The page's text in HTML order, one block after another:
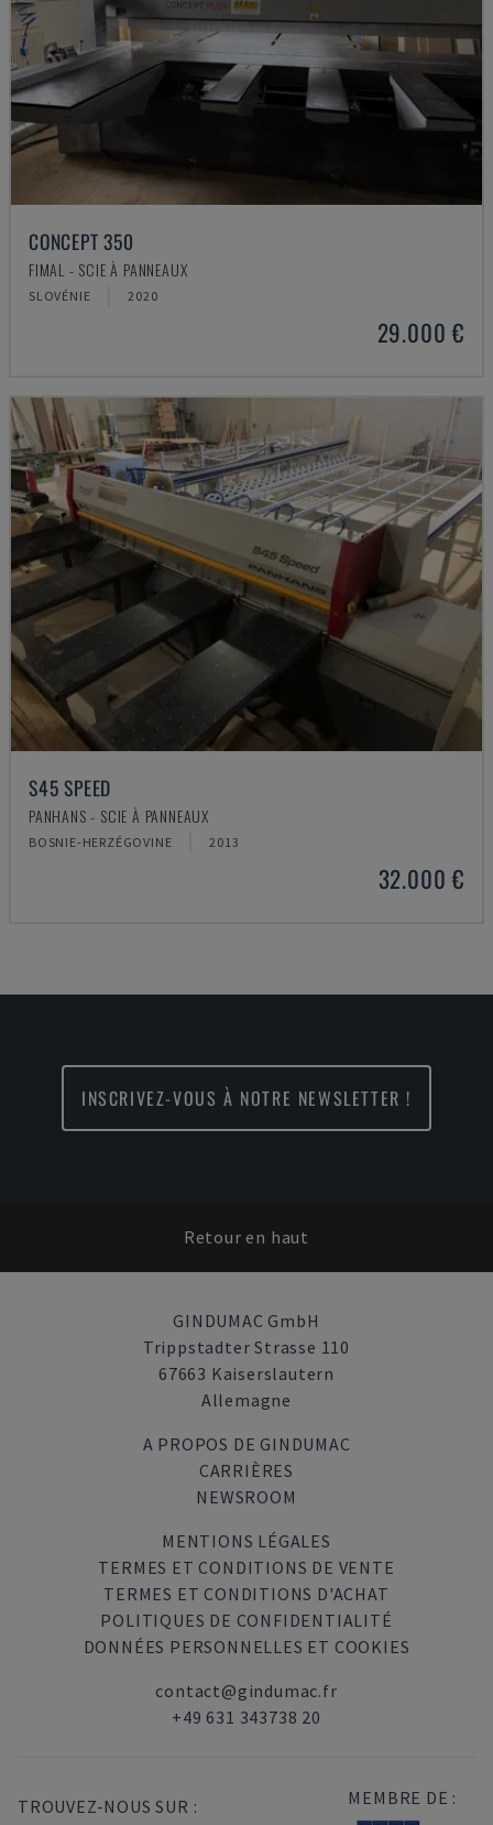
CONCEPT 350
FIMAL - SCIE À PANNEAUX
SLOVÉNIE 2020
29.000 €
S45 SPEED
PANHANS - SCIE À PANNEAUX
BOSNIE-HERZÉGOVINE 2013
32.000 €
INSCRIVEZ-VOUS À NOTRE NEWSLETTER !
Retour en haut
GINDUMAC GmbH
Trippstadter Strasse 110
67663 Kaiserslautern
Allemagne
A PROPOS DE GINDUMAC
CARRIÈRES
NEWSROOM
MENTIONS LÉGALES
TERMES ET CONDITIONS DE VENTE
TERMES ET CONDITIONS D'ACHAT
POLITIQUES DE CONFIDENTIALITÉ
DONNÉES PERSONNELLES ET COOKIES
contact@gindumac.fr
+49 631 343738 20
TROUVEZ-NOUS SUR : MEMBRE DE :